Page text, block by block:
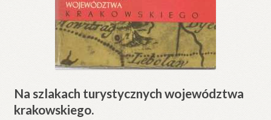
Na szlakach turystycznych województwa
krakowskiego.